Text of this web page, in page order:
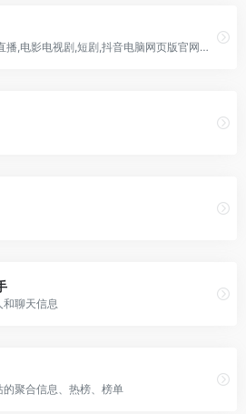
可以在线看短视频,直播,电影电视剧,短剧,抖音电脑网页版官网在线观看入口
聊天信息
聚合信息、热榜、榜单